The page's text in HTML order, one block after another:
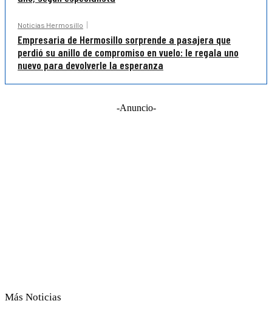
Noticias Hermosillo
Empresaria de Hermosillo sorprende a pasajera que
perdió su anillo de compromiso en vuelo: le regala uno
nuevo para devolverle la esperanza
-Anuncio-
Más Noticias